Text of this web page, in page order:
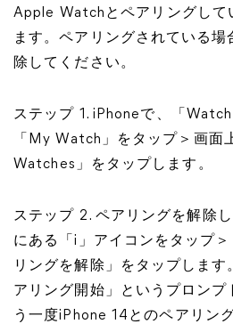
Apple Watchとペアリングして
ます。ペアリングされている
除してください。
ステップ 1. iPhoneで、「
「My Watch」をタップ＞画面
Watches」をタップします。
ステップ 2. ペアリングを解除
にある「i」アイコンをタップ
リングを解除」をタップしま
アリング開始」というプロンプ
う一度iPhone 14とのペアリン